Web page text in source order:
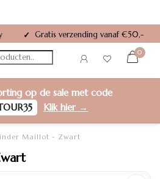
✓ Gratis verzending vanaf €50,-
0
op de sale met code
Klik hier →
Maillot - Zwart